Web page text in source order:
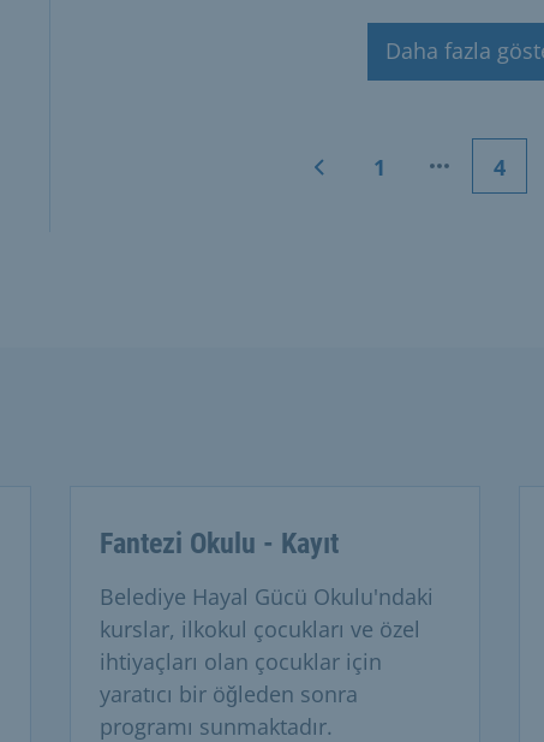
Daha fazla
1 4
Fantezi Okulu - Kayıt
Belediye Hayal Gücü Okulu'ndaki
kurslar, ilkokul çocukları ve özel
ihtiyaçları olan çocuklar için
yaratıcı bir öğleden sonra
programı sunmaktadır.